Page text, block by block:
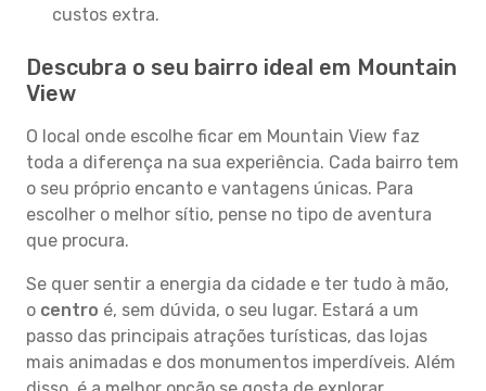
custos extra.
Descubra o seu bairro ideal em Mountain
View
O local onde escolhe ficar em Mountain View faz
toda a diferença na sua experiência. Cada bairro tem
o seu próprio encanto e vantagens únicas. Para
escolher o melhor sítio, pense no tipo de aventura
que procura.
Se quer sentir a energia da cidade e ter tudo à mão,
o centro é, sem dúvida, o seu lugar. Estará a um
passo das principais atrações turísticas, das lojas
mais animadas e dos monumentos imperdíveis. Além